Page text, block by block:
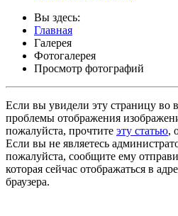
Вы здесь:
Главная
Галерея
Фотогалерея
Просмотр фотографий
Если вы увидели эту страницу во
проблемы отображения
пожалуйста, прочтите эту статью,
Если вы не являетесь
пожалуйста, сообщите ему
которая сейчас отображаться в
браузера.